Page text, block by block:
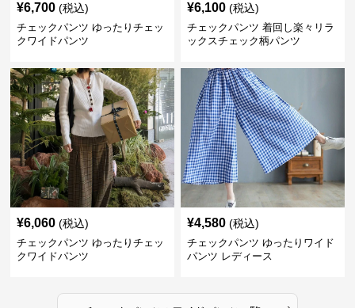
¥6,700 (税込)
チェックパンツ ゆったりチェッ
クワイドパンツ
¥6,100 (税込)
チェックパンツ 着回し楽々リラ
ックスチェック柄パンツ
¥6,060 (税込)
チェックパンツ ゆったりチェッ
クワイドパンツ
¥4,580 (税込)
チェックパンツ ゆったりワイド
パンツ レディース